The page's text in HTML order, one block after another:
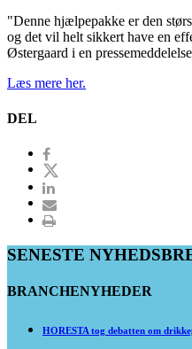
"Denne hjælpepakke er den
og det vil helt sikkert have en
Østergaard i en
Læs mere her.
DEL
SENESTE
BRANCHENYHEDER
HORESTA tog debatten om